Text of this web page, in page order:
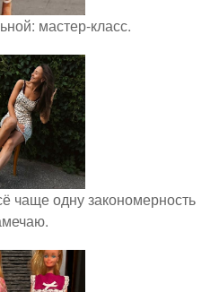
мастер-класс.
чаще одну закономерность